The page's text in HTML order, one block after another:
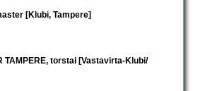
[Klubi, Tampere]
TAMPERE, torstai [Vastavirta-Klubi/